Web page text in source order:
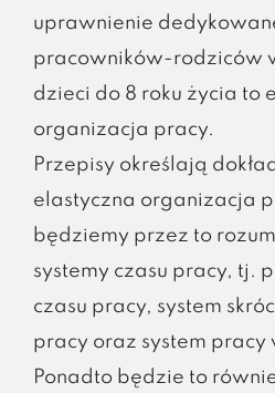
uprawnienie
pracowników-rodziców
dzieci do 8 roku życia to
organizacja pracy.
Przepisy określają
elastyczna organizacja
będziemy przez to
systemy czasu pracy, tj.
czasu pracy, system
pracy oraz system pracy
Ponadto będzie to